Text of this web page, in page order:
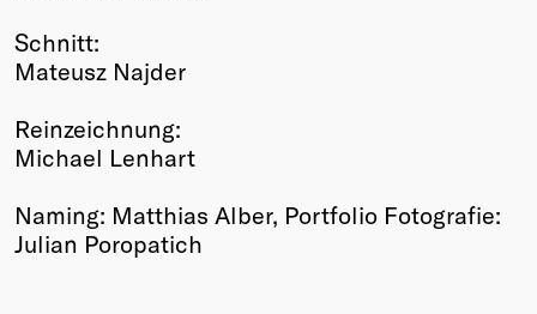
Schnitt:
Mateusz Najder
Reinzeichnung:
Michael Lenhart
Naming: Matthias Alber, Portfolio Fotografie:
Julian Poropatich